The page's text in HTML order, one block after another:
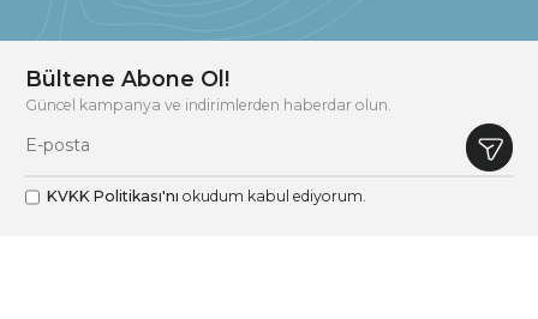
Bültene Abone Ol!
Güncel kampanya ve indirimlerden haberdar olun.
KVKK Politikası'nı okudum kabul ediyorum.